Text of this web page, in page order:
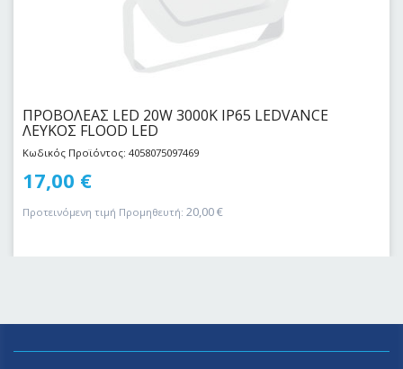
ΠΡΟΒΟΛΕΑΣ LED 20W 3000Κ IP65 LEDVANCE
ΛΕΥΚΟΣ FLOOD LED
Κωδικός Προϊόντος: 4058075097469
17,00 €
Προτεινόμενη τιμή Προμηθευτή: 20,00€